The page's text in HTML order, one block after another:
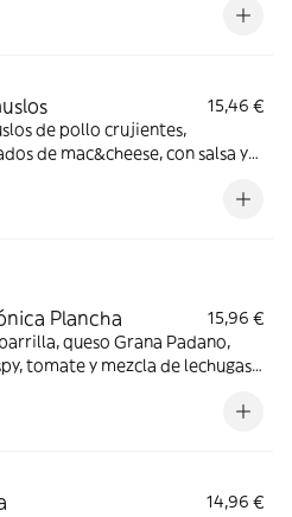
15,46 €
de pollo crujientes,
de mac&cheese, con salsa y
Plancha
15,96 €
queso Grana Padano,
tomate y mezcla de lechugas
14,96 €